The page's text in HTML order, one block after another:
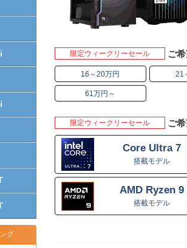
限定ウィークリーセール ご
16～20万円 21
61万円～
限定ウィークリーセール ご
Core Ultra 7
搭載モデル
AMD Ryzen 9
搭載モデル
グ